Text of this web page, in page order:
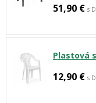
51,90 € s
Plastová
12,90 € s